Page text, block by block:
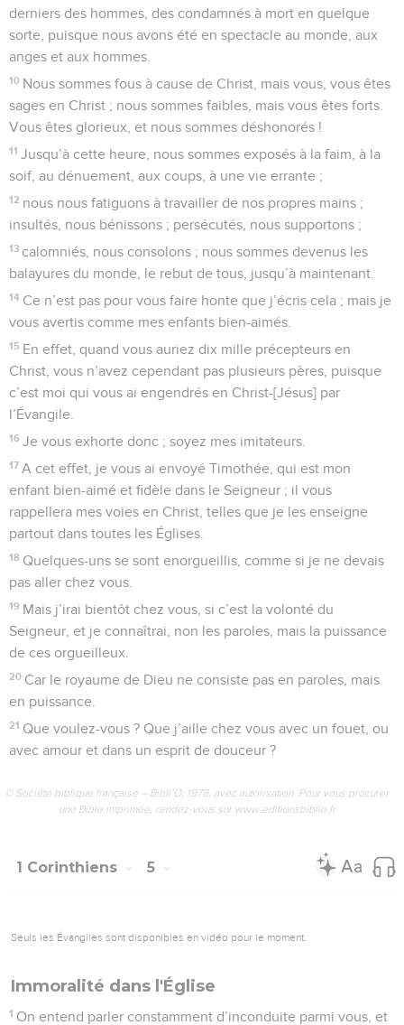
derniers des hommes, des condamnés à mort en quelque
sorte, puisque nous avons été en spectacle au monde, aux
anges et aux hommes.
10 Nous sommes fous à cause de Christ, mais vous, vous êtes
sages en Christ ; nous sommes faibles, mais vous êtes forts.
Vous êtes glorieux, et nous sommes déshonorés !
11 Jusqu’à cette heure, nous sommes exposés à la faim, à la
soif, au dénuement, aux coups, à une vie errante ;
12 nous nous fatiguons à travailler de nos propres mains ;
insultés, nous bénissons ; persécutés, nous supportons ;
13 calomniés, nous consolons ; nous sommes devenus les
balayures du monde, le rebut de tous, jusqu’à maintenant.
14 Ce n’est pas pour vous faire honte que j’écris cela ; mais je
vous avertis comme mes enfants bien-aimés.
15 En effet, quand vous auriez dix mille précepteurs en
Christ, vous n’avez cependant pas plusieurs pères, puisque
c’est moi qui vous ai engendrés en Christ-[Jésus] par
l’Évangile.
16 Je vous exhorte donc ; soyez mes imitateurs.
17 A cet effet, je vous ai envoyé Timothée, qui est mon
enfant bien-aimé et fidèle dans le Seigneur ; il vous
rappellera mes voies en Christ, telles que je les enseigne
partout dans toutes les Églises.
18 Quelques-uns se sont enorgueillis, comme si je ne devais
pas aller chez vous.
19 Mais j’irai bientôt chez vous, si c’est la volonté du
Seigneur, et je connaîtrai, non les paroles, mais la puissance
de ces orgueilleux.
20 Car le royaume de Dieu ne consiste pas en paroles, mais
en puissance.
21 Que voulez-vous ? Que j’aille chez vous avec un fouet, ou
avec amour et dans un esprit de douceur ?
© Société biblique française – Bibli’O, 1978, avec autorisation. Pour vous procurer
une Bible imprimée, rendez-vous sur www.editionsbiblio.fr
1 Corinthiens 5
Seuls les Évangiles sont disponibles en vidéo pour le moment.
Immoralité dans l'Église
1 On entend parler constamment d’inconduite parmi vous, et